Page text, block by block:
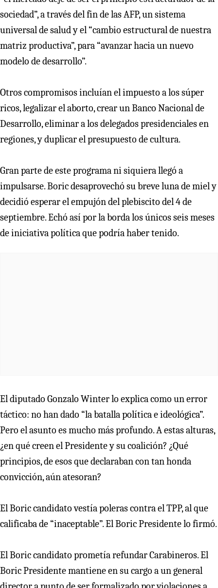
sociedad”, a través del fin de las AFP, un sistema
universal de salud y el “cambio estructural de nuestra
matriz productiva”, para “avanzar hacia un nuevo
modelo de desarrollo”.
Otros compromisos incluían el impuesto a los súper
ricos, legalizar el aborto, crear un Banco Nacional de
Desarrollo, eliminar a los delegados presidenciales en
regiones, y duplicar el presupuesto de cultura.
Gran parte de este programa ni siquiera llegó a
impulsarse. Boric desaprovechó su breve luna de miel y
decidió esperar el empujón del plebiscito del 4 de
septiembre. Echó así por la borda los únicos seis meses
de iniciativa política que podría haber tenido.
El diputado Gonzalo Winter lo explica como un error
táctico: no han dado “la batalla política e ideológica”.
Pero el asunto es mucho más profundo. A estas alturas,
¿en qué creen el Presidente y su coalición? ¿Qué
principios, de esos que declaraban con tan honda
convicción, aún atesoran?
El Boric candidato vestía poleras contra el TPP, al que
calificaba de “inaceptable”. El Boric Presidente lo firmó.
El Boric candidato prometía refundar Carabineros. El
Boric Presidente mantiene en su cargo a un general